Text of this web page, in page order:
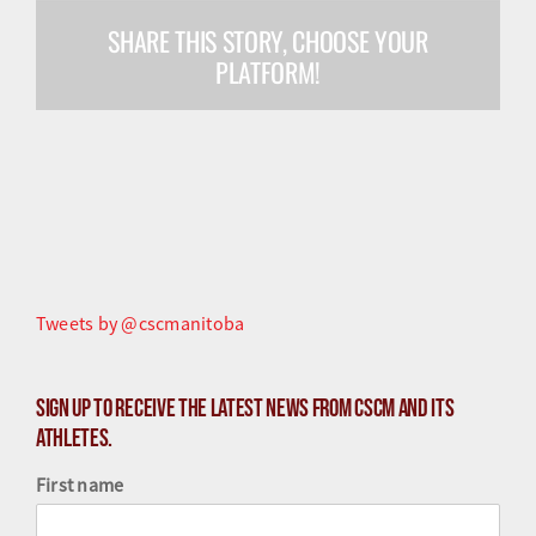
Olympiens et paralympiens
Quoi de neuf
SHARE THIS STORY, CHOOSE YOUR
PLATFORM!
Tweets by @cscmanitoba
Sign up to receive the latest news from CSCM and its
athletes.
First name